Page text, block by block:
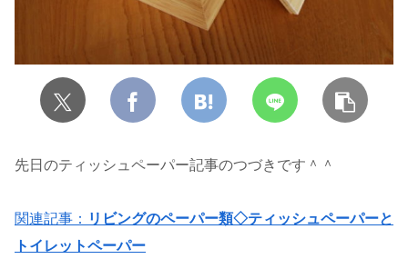
先日のティッシュペーパー記事のつづきです＾＾
関連記事： リビングのペーパー類◇ティッシュペーパーと
トイレットペーパー